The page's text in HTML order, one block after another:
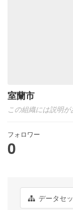
室蘭市
この組織には説明が
フォロワー
0
データセ